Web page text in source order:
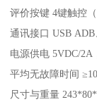
评价按键 4键触控
通讯接口 USB
电源供电 5VDC/
平均无故障时间
尺寸与重量